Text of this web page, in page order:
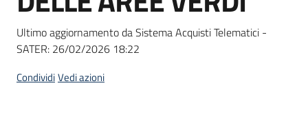
Ultimo aggiornamento da Sistema Acquisti Telematici -
SATER: 26/02/2026 18:22
CondividiVedi azioni